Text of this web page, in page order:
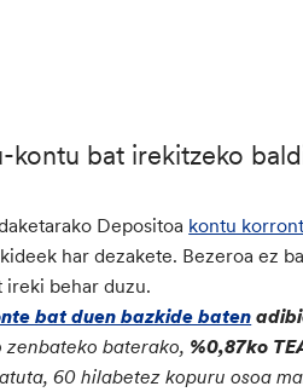
kontu bat irekitzeko
Depositoa kontu
har dezakete. Bezeroa ez
ireki behar duzu.
bat duen bazkide baten
zenbateko baterako, %0,87ko
60 hilabetez kopuru osoa